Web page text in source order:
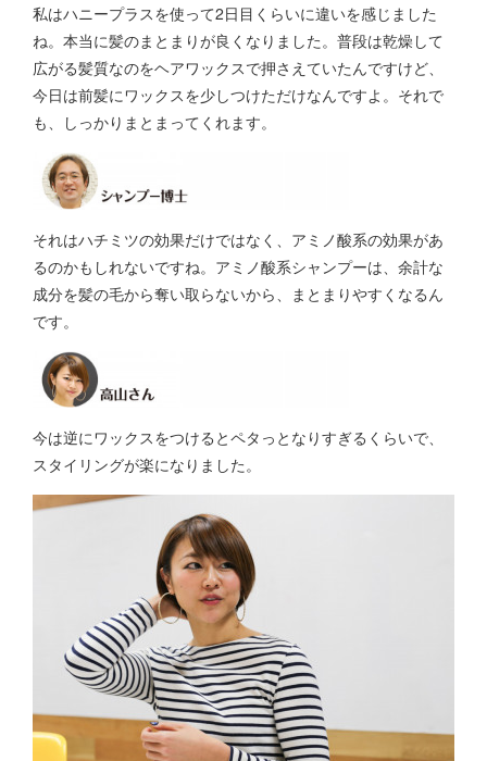
私はハニープラスを使って2日目くらいに違いを感じました
ね。本当に髪のまとまりが良くなりました。普段は乾燥して
広がる髪質なのをヘアワックスで押さえていたんですけど、
今日は前髪にワックスを少しつけただけなんですよ。それで
も、しっかりまとまってくれます。
それはハチミツの効果だけではなく、アミノ酸系の効果があ
るのかもしれないですね。アミノ酸系シャンプーは、余計な
成分を髪の毛から奪い取らないから、まとまりやすくなるん
です。
今は逆にワックスをつけるとペタっとなりすぎるくらいで、
スタイリングが楽になりました。